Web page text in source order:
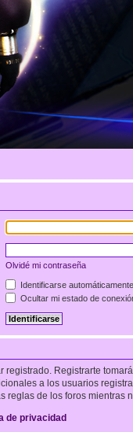
Olvidé mi contraseña
Identificarse
Ocultar mi estado de
registrado. Registrarte
a los usuarios
reglas de los foros mientras
de privacidad